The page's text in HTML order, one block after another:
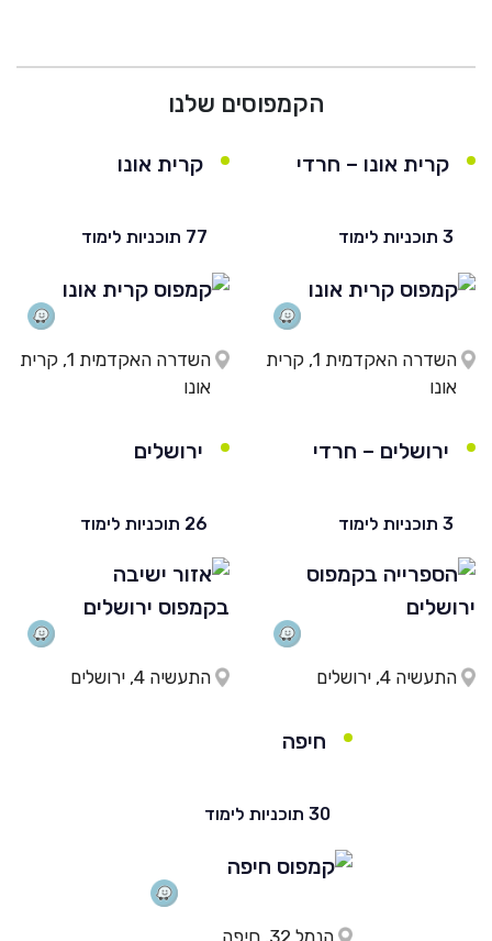
הקמפוסים שלנו
קרית אונו – חרדי
3 תוכניות לימוד
השדרה האקדמית 1, קרית
אונו
קרית אונו
77 תוכניות לימוד
השדרה האקדמית 1, קרית
אונו
ירושלים – חרדי
3 תוכניות לימוד
התעשיה 4, ירושלים
ירושלים
26 תוכניות לימוד
התעשיה 4, ירושלים
חיפה
30 תוכניות לימוד